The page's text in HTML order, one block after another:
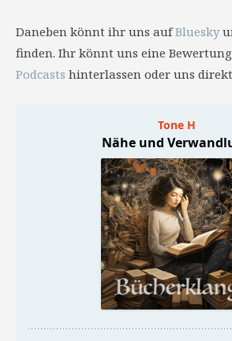
Daneben könnt ihr uns aufBluesky
finden. Ihr könnt uns eine
Podcasts hinterlassen oder uns direkt